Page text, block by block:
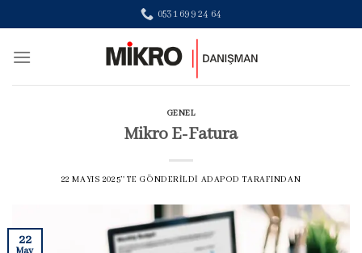
to
content
0531 699 24 64
GENEL
Mikro E-Fatura
22 MAYIS 2025’' TE GÖNDERILDI ADAPOD TARAFINDAN
22